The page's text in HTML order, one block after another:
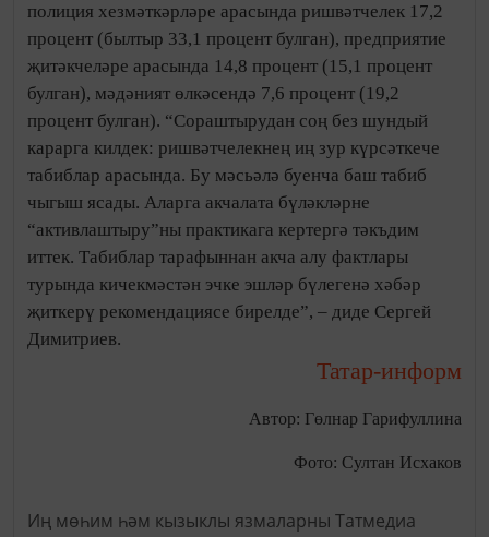
полиция хезмәткәрләре арасында ришвәтчелек 17,2
процент (былтыр 33,1 процент булган), предприятие
җитәкчеләре арасында 14,8 процент (15,1 процент
булган), мәдәният өлкәсендә 7,6 процент (19,2
процент булган). “Сораштырудан соң без шундый
карарга килдек: ришвәтчелекнең иң зур күрсәткече
табиблар арасында. Бу мәсьәлә буенча баш табиб
чыгыш ясады. Аларга акчалата бүләкләрне
“активлаштыру”ны практикага кертергә тәкъдим
иттек. Табиблар тарафыннан акча алу фактлары
турында кичекмәстән эчке эшләр бүлегенә хәбәр
җиткерү рекомендациясе бирелде”, – диде Сергей
Димитриев.
Татар-информ
Автор: Гөлнар Гарифуллина
Фото: Султан Исхаков
Иң мөһим һәм кызыклы язмаларны Татмедиа